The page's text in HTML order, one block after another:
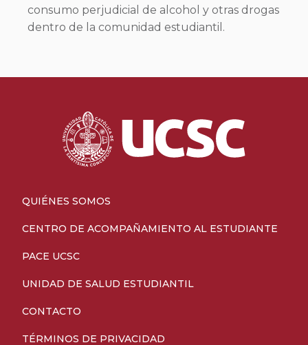
consumo perjudicial de alcohol y otras drogas
dentro de la comunidad estudiantil.
QUIÉNES SOMOS
CENTRO DE ACOMPAÑAMIENTO AL ESTUDIANTE
PACE UCSC
UNIDAD DE SALUD ESTUDIANTIL
CONTACTO
TÉRMINOS DE PRIVACIDAD